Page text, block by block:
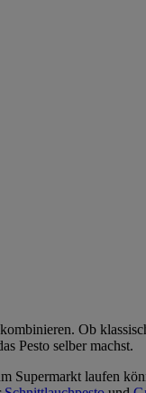
Ob
Pesto selber machst.
Supermarkt laufen